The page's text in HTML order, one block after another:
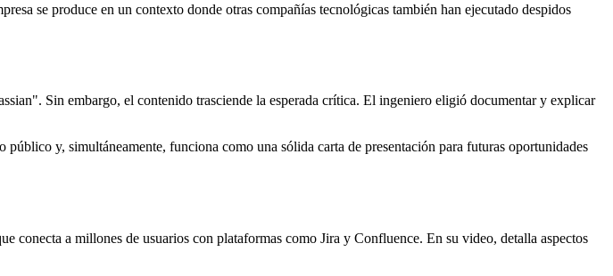
se produce en un contexto donde otras compañías tecnológicas también han ejecutado despidos
Sin embargo, el contenido trasciende la esperada crítica. El ingeniero eligió documentar y explicar
y, simultáneamente, funciona como una sólida carta de presentación para futuras oportunidades
conecta a millones de usuarios con plataformas como Jira y Confluence. En su video, detalla aspectos